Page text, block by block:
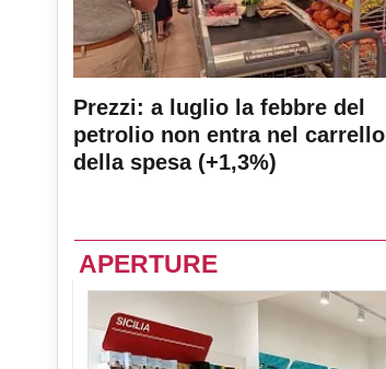
Prezzi: a luglio la febbre del
petrolio non entra nel carrello
della spesa (+1,3%)
APERTURE